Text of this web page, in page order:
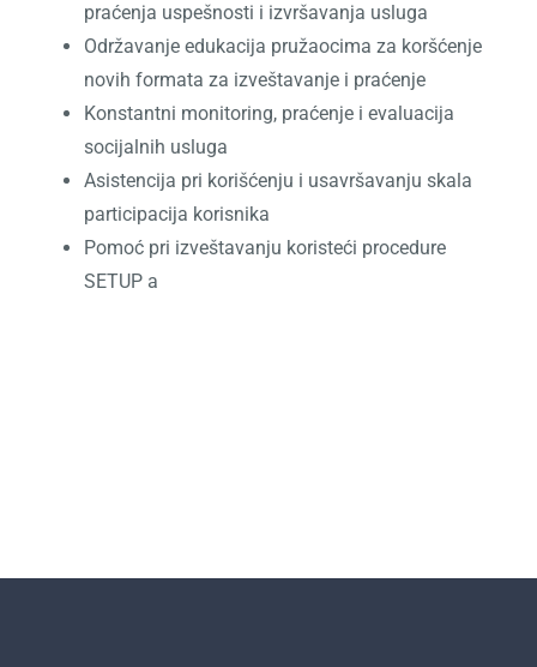
praćenja uspešnosti i izvršavanja usluga
Održavanje edukacija pružaocima za koršćenje
novih formata za izveštavanje i praćenje
Konstantni monitoring, praćenje i evaluacija
socijalnih usluga
Asistencija pri korišćenju i usavršavanju skala
participacija korisnika
Pomoć pri izveštavanju koristeći procedure
SETUP a